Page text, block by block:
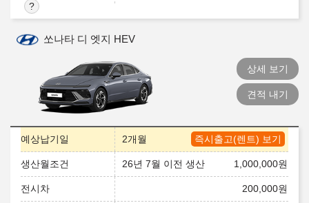
쏘나타 디 엣지 HEV
상세 보기
견적 내기
즉시출고(렌트) 보기
예상납기일 2개월
생산월조건 26년 7월 이전 생산 1,000,000원
전시차 200,000원